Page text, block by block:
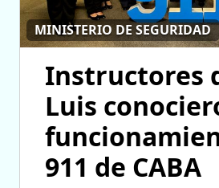
MINISTERIO DE SEGURIDAD
Instructores
Luis
911 de CABA